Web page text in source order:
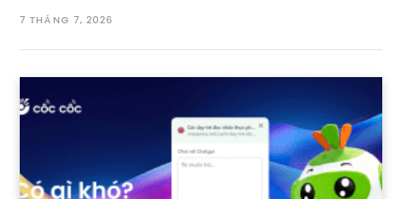
7 THÁNG 7, 2026